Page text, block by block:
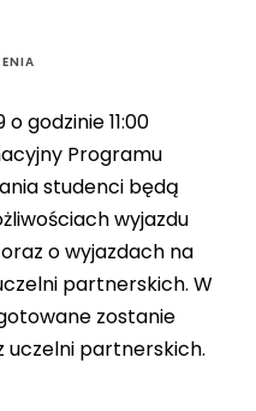
o godzinie 11:00
Programu
studenci będą
wyjazdu
o wyjazdach na
partnerskich. W
zostanie
uczelni partnerskich.